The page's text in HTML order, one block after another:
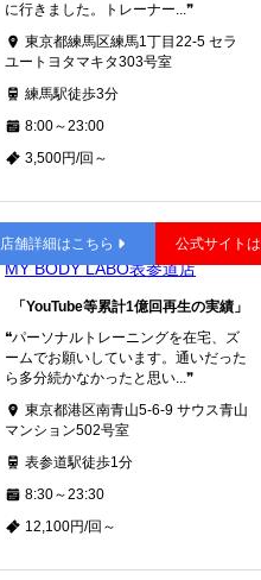
に行きました。トレーナー...❞
東京都練馬区練馬1丁目22-5 セラ
ユートヨタマキタ303号室
練馬駅徒歩3分
8:00～23:00
3,500円/回～
表参道
MY BODY LABO表参道店
「YouTube等累計1億回再生の実績」
❝パーソナルトレーニングを在宅、ズ
ームでお願いしています。通いだった
ら多分続かなかったと思い...❞
東京都港区南青山5-6-9 サウス青山
マンション502号室
表参道駅徒歩1分
8:30～23:30
12,100円/回～
店舗詳細はこちら 公式サイト